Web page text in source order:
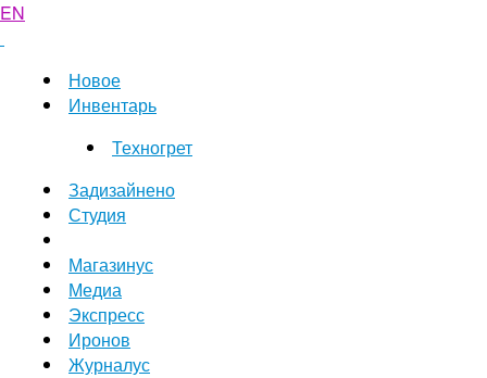
EN
Новое
Инвентарь
Техногрет
Задизайнено
Студия
Магазинус
Медиа
Экспресс
Иронов
Журналус